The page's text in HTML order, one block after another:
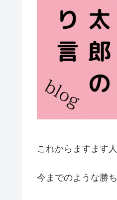
これからますます
今までのような勝